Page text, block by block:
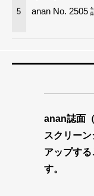
5 anan No. 2505
anan誌面
スクリー
アップす
す。